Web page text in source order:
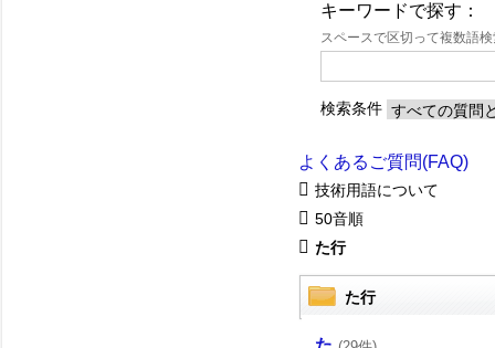
キーワードで探す：
スペースで区切って複数語
検索条件
よくあるご質問(FAQ)
技術用語について
50音順
た行
た行